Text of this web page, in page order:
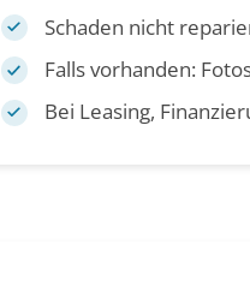
Schaden nicht
Falls vorhanden:
Bei Leasing,